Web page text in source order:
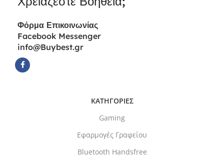
Φόρμα Επικοινωνίας
Facebook Messenger
info@Buybest.gr
ΚΑΤΗΓΟΡΙΕΣ
Gaming
Εφαρμογές Γραφείου
Bluetooth Handsfree